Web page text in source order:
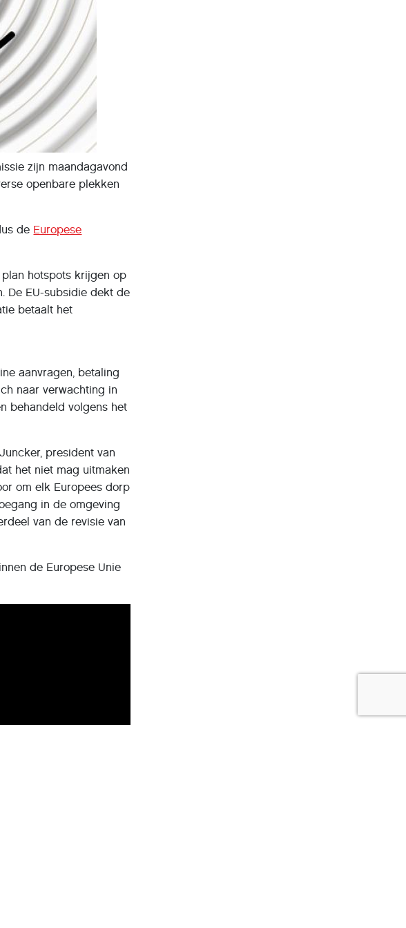
zijn maandagavond
openbare plekken
de Europese
hotspots krijgen op
De EU-subsidie dekt de
betaalt het
aanvragen, betaling
naar verwachting in
behandeld volgens het
president van
het niet mag uitmaken
om elk Europees dorp
in de omgeving
van de revisie van
de Europese Unie